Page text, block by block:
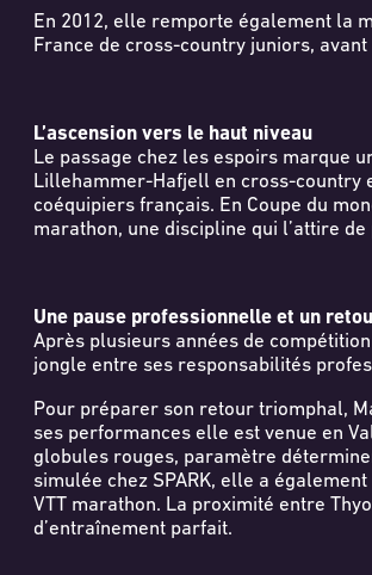
En 2012, elle remporte également la
France de cross-country juniors,
L’ascension vers le haut niveau
Le passage chez les espoirs marque
Lillehammer-Hafjell en cross-country
coéquipiers français. En Coupe du
marathon, une discipline qui l’attire
Une pause professionnelle et un
Après plusieurs années de
jongle entre ses responsabilités
Pour préparer son retour triomphal,
ses performances elle est venue en
globules rouges, paramètre
simulée chez SPARK, elle a
VTT marathon. La proximité entre
d’entraînement parfait.